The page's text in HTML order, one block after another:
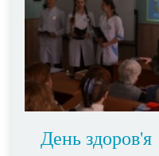
День здоров'я